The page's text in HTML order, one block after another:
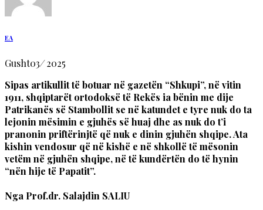
EA
Gusht03/2025
Sipas artikullit të botuar në gazetën “Shkupi”, në vitin
1911, shqiptarët ortodoksë të Rekës ia bënin me dije
Patrikanës së Stambollit se në katundet e tyre nuk do ta
lejonin mësimin e gjuhës së huaj dhe as nuk do t’i
pranonin priftërinjtë që nuk e dinin gjuhën shqipe. Ata
kishin vendosur që në kishë e në shkollë të mësonin
vetëm në gjuhën shqipe, në të kundërtën do të hynin
“nën hije të Papatit”.
Nga Prof.dr. Salajdin SALIU